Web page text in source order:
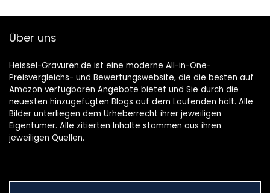
Über uns
Heissel-Gravuren.de ist eine moderne All-in-One-
Preisvergleichs- und Bewertungswebsite, die die besten auf
Amazon verfügbaren Angebote bietet und Sie durch die
neuesten hinzugefügten Blogs auf dem Laufenden hält. Alle
Bilder unterliegen dem Urheberrecht ihrer jeweiligen
Eigentümer. Alle zitierten Inhalte stammen aus ihren
jeweiligen Quellen.